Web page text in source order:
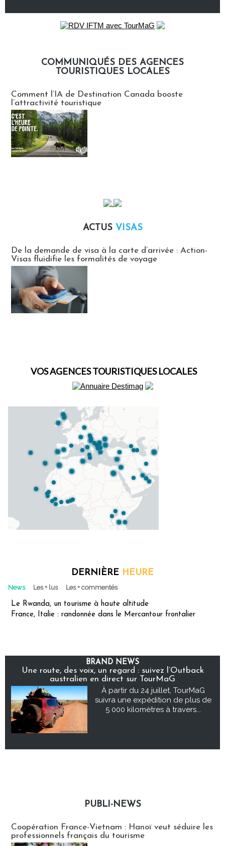
COMMUNIQUÉS DES AGENCES
TOURISTIQUES LOCALES
Comment l’IA de Destination Canada booste
l’attractivité touristique
ACTUS VISAS
De la demande de visa à la carte d’arrivée : Action-
Visas fluidifie les formalités de voyage
VOS AGENCES TOURISTIQUES LOCALES
DERNIÈRE HEURE
News Les + lus Les + commentés
Le Rwanda, un tourisme à haute altitude
France, Italie : randonnée dans le Mercantour frontalier
BRAND NEWS
Une route, des voix, un regard : suivez l’Outback
australien en direct sur TourMaG
À partir du 24 juillet, TourMaG
suivra une expédition de plus de
5 000 kilomètres à travers...
PUBLI-NEWS
Coopération France-Vietnam : Hanoï veut séduire les
professionnels français du tourisme